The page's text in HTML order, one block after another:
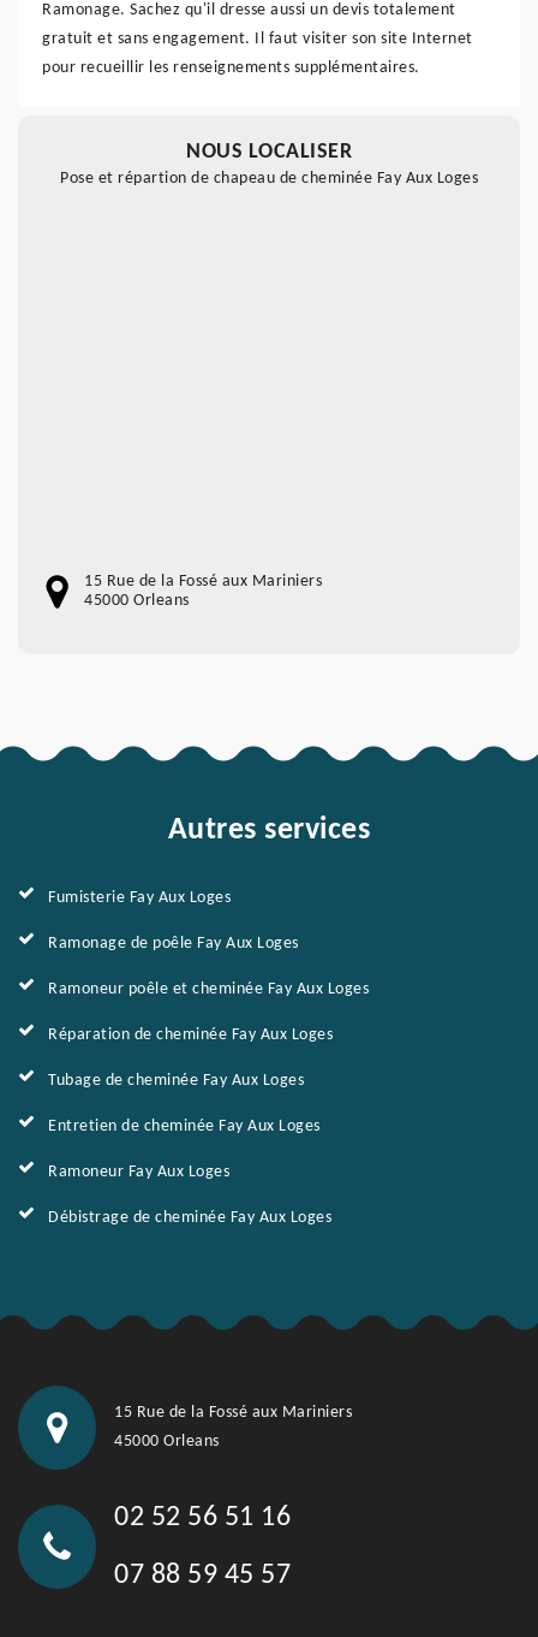
Ramonage. Sachez qu'il dresse aussi un devis totalement
gratuit et sans engagement. Il faut visiter son site Internet
pour recueillir les renseignements supplémentaires.
NOUS LOCALISER
Pose et répartion de chapeau de cheminée Fay Aux Loges
15 Rue de la Fossé aux Mariniers
45000 Orleans
Autres services
Fumisterie Fay Aux Loges
Ramonage de poêle Fay Aux Loges
Ramoneur poêle et cheminée Fay Aux Loges
Réparation de cheminée Fay Aux Loges
Tubage de cheminée Fay Aux Loges
Entretien de cheminée Fay Aux Loges
Ramoneur Fay Aux Loges
Débistrage de cheminée Fay Aux Loges
15 Rue de la Fossé aux Mariniers
45000 Orleans
02 52 56 51 16
07 88 59 45 57